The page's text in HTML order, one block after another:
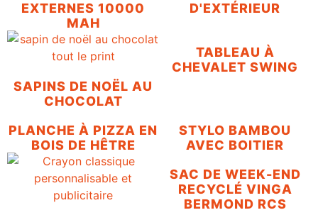
EXTERNES 10000
MAH
D'EXTÉRIEUR
SAPINS DE NOËL AU
CHOCOLAT
TABLEAU À
CHEVALET SWING
PLANCHE À PIZZA EN
BOIS DE HÊTRE
STYLO BAMBOU
AVEC BOITIER
SAC DE WEEK-END
RECYCLÉ VINGA
BERMOND RCS